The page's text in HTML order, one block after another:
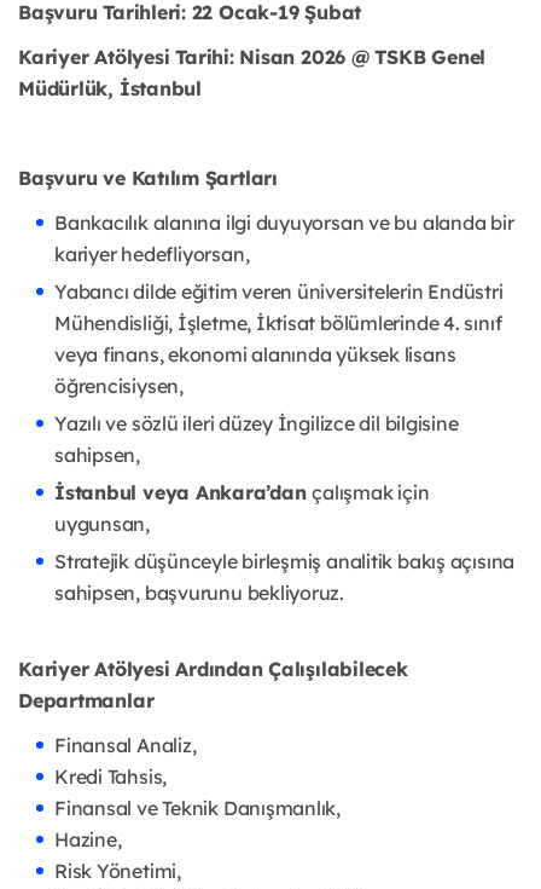
Başvuru Tarihleri: 22 Ocak-19 Şubat
Kariyer Atölyesi Tarihi: Nisan 2026 @ TSKB Genel
Müdürlük, İstanbul
Başvuru ve Katılım Şartları
Bankacılık alanına ilgi duyuyorsan ve bu alanda bir
kariyer hedefliyorsan,
Yabancı dilde eğitim veren üniversitelerin Endüstri
Mühendisliği, İşletme, İktisat bölümlerinde 4. sınıf
veya finans, ekonomi alanında yüksek lisans
öğrencisiysen,
Yazılı ve sözlü ileri düzey İngilizce dil bilgisine
sahipsen,
İstanbul veya Ankara’dançalışmak için
uygunsan,
Stratejik düşünceyle birleşmiş analitik bakış açısına
sahipsen, başvurunu bekliyoruz.
Kariyer Atölyesi Ardından Çalışılabilecek
Departmanlar
Finansal Analiz,
Kredi Tahsis,
Finansal ve Teknik Danışmanlık,
Hazine,
Risk Yönetimi,